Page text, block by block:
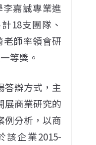
嘉誠專業進
18支團隊、
老師率領會研
等獎。
答辯方式，主
展商業研究的
例分析，以商
該企業2015-